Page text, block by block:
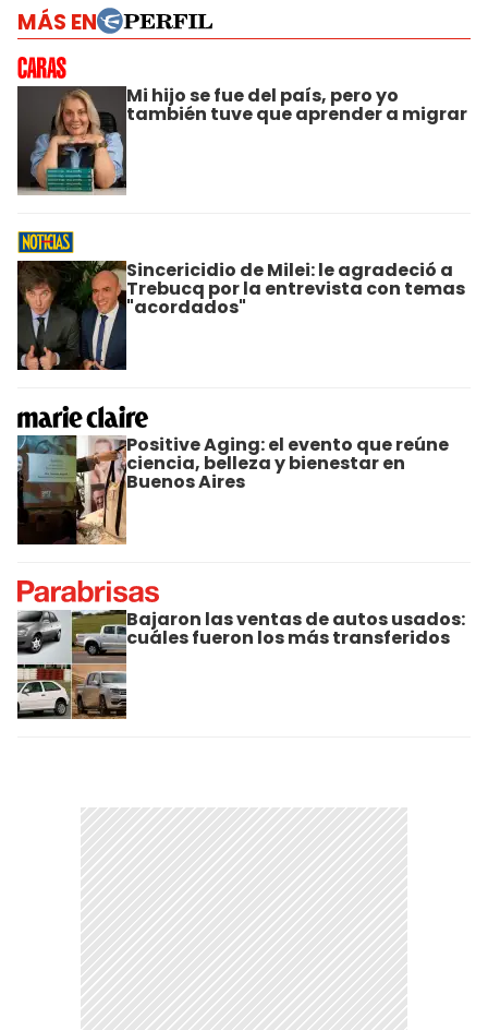
MÁS EN
Mi hijo se fue del país, pero yo
también tuve que aprender a migrar
Sincericidio de Milei: le agradeció a
Trebucq por la entrevista con temas
"acordados"
Positive Aging: el evento que reúne
ciencia, belleza y bienestar en
Buenos Aires
Bajaron las ventas de autos usados:
cuáles fueron los más transferidos